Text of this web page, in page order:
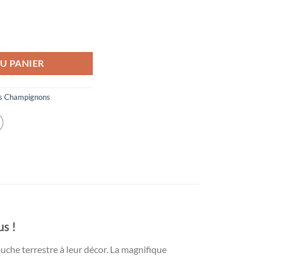
PANIER
Champignons
!
terrestre à leur décor. La magnifique